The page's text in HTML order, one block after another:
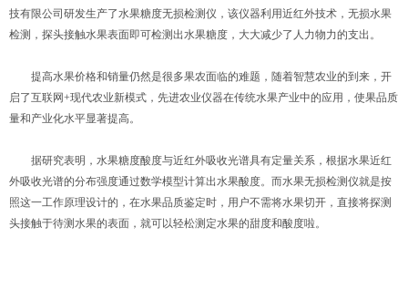
技有限公司研发生产了水果糖度无损检测仪，该仪器利用近红外技术，无损水果
检测，探头接触水果表面即可检测出水果糖度，大大减少了人力物力的支出。
提高水果价格和销量仍然是很多果农面临的难题，随着智慧农业的到来，开
启了互联网+现代农业新模式，先进农业仪器在传统水果产业中的应用，使果品质
量和产业化水平显著提高。
据研究表明，水果糖度酸度与近红外吸收光谱具有定量关系，根据水果近红
外吸收光谱的分布强度通过数学模型计算出水果酸度。而水果无损检测仪就是按
照这一工作原理设计的，在水果品质鉴定时，用户不需将水果切开，直接将探测
头接触于待测水果的表面，就可以轻松测定水果的甜度和酸度啦。